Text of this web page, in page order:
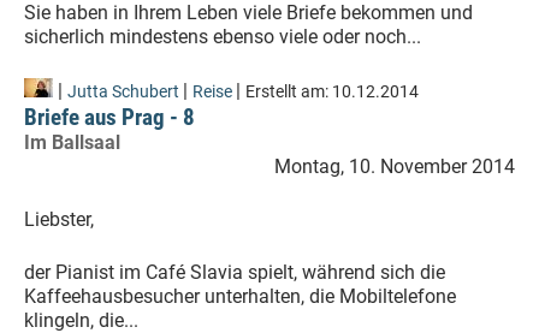
Sie haben in Ihrem Leben viele Briefe bekommen und
sicherlich mindestens ebenso viele oder noch...
| Jutta Schubert | Reise | Erstellt am: 10.12.2014
Briefe aus Prag - 8
Im Ballsaal
Montag, 10. November 2014
Liebster,
der Pianist im Café Slavia spielt, während sich die
Kaffeehausbesucher unterhalten, die Mobiltelefone
klingeln, die...